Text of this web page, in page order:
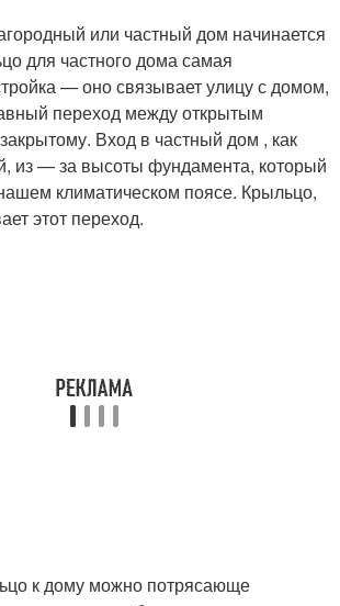
Польза от крыльца
Лестница для крыльца
Металлические ступени
или частный дом начинается
для частного дома самая
— оно связывает улицу с домом,
переход между открытым
Вход в частный дом , как
из — за высоты фундамента, который
климатическом поясе. Крыльцо,
этот переход.
к дому можно потрясающе